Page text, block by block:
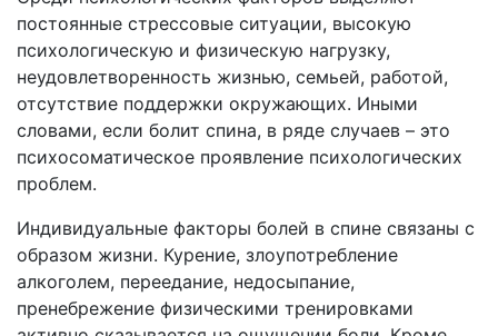
постоянные стрессовые ситуации, высокую
психологическую и физическую нагрузку,
неудовлетворенность жизнью, семьей, работой,
отсутствие поддержки окружающих. Иными
словами, если болит спина, в ряде случаев – это
психосоматическое проявление психологических
проблем.
Индивидуальные факторы болей в спине связаны с
образом жизни. Курение, злоупотребление
алкоголем, переедание, недосыпание,
пренебрежение физическими тренировками